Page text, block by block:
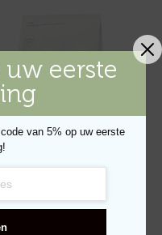
Kalkoen &
Senior – 2kg
uw eerste
van 5% op uw eerste